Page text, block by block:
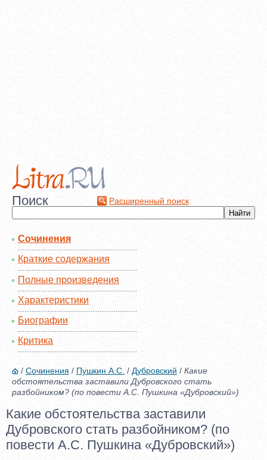
Поиск Расширенный поиск
Сочинения
Краткие содержания
Полные произведения
Характеристики
Биографии
Критика
/ Сочинения / Пушкин А.С. / Дубровский / Какие
обстоятельства заставили Дубровского стать
разбойником? (по повести А.С. Пушкина «Дубровский»)
Какие обстоятельства заставили
Дубровского стать разбойником? (по
повести А.С. Пушкина «Дубровский»)